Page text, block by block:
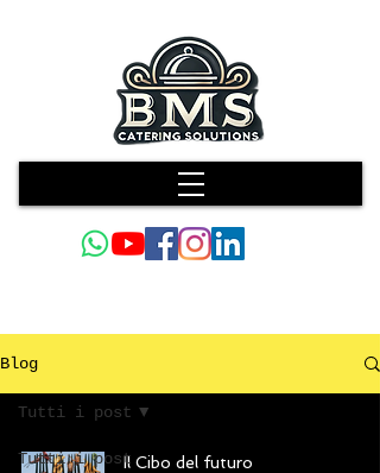
Blog
Tutti i post
Tutti i post
Il Cibo del futuro